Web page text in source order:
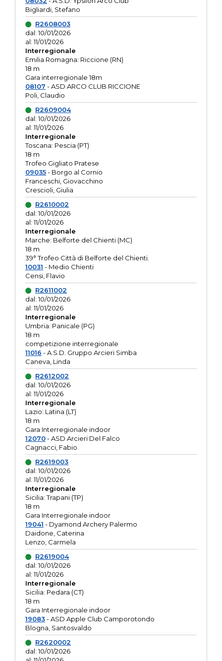
Bigliardi, Stefano
R2608003
dal: 10/01/2026
al: 11/01/2026
Interregionale
Emilia Romagna: Riccione (RN)
18 m
Gara interregionale 18m
08107 - ASD ARCO CLUB RICCIONE
Poli, Claudio
R2609004
dal: 10/01/2026
al: 11/01/2026
Interregionale
Toscana: Pescia (PT)
18 m
Trofeo Gigliato Pratese
09035- Borgo al Cornio
Franceschi, Giovacchino
Crescioli, Giulia
R2610002
dal: 10/01/2026
al: 11/01/2026
Interregionale
Marche: Belforte del Chienti (MC)
18 m
39° Trofeo Città di Belforte del Chienti.
10031 - Medio Chienti
Censi, Flavio
R2611002
dal: 10/01/2026
al: 11/01/2026
Interregionale
Umbria: Panicale (PG)
18 m
competizione interregionale
11016 - A.S.D. Gruppo Arcieri Simba
Caneva, Linda
R2612002
dal: 10/01/2026
al: 11/01/2026
Interregionale
Lazio: Latina (LT)
18 m
Gara Interregionale indoor
12070- ASD Arcieri Del Falco
Cagnacci, Fabio
R2619003
dal: 10/01/2026
al: 11/01/2026
Interregionale
Sicilia: Trapani (TP)
18 m
Gara Interregionale indoor
19041 - Dyamond Archery Palermo
Daidone, Caterina
Lenzo, Carmela
R2619004
dal: 10/01/2026
al: 11/01/2026
Interregionale
Sicilia: Pedara (CT)
18 m
Gara Interregionale indoor
19083- ASD Apple Club Camporotondo
Blogna, Santosvaldo
R2620002
dal: 10/01/2026